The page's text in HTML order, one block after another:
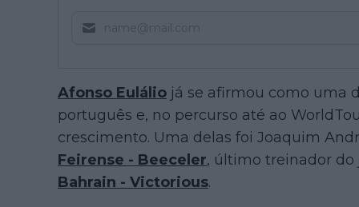
Afonso Eulálio já se afirmou como uma
português e, no percurso até ao
crescimento. Uma delas foi Joaquim
Feirense - Beeceler, último treinador do
Bahrain - Victorious.